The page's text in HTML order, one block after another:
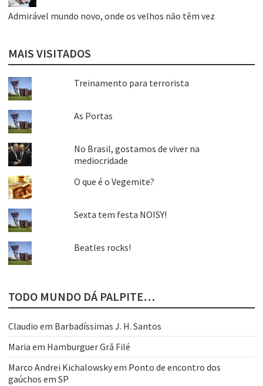
Admirável mundo novo, onde os velhos não têm vez
MAIS VISITADOS
Treinamento para terrorista
As Portas
No Brasil, gostamos de viver na
mediocridade
O que é o Vegemite?
Sexta tem festa NOISY!
Beatles rocks!
TODO MUNDO DÁ PALPITE…
Claudio em Barbadíssimas J. H. Santos
Maria em Hamburguer Grã Filé
Marco Andrei Kichalowskyem Ponto de encontro dos
gaúchos em SP